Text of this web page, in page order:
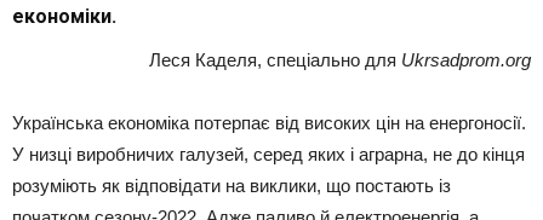
економіки.
Леся Каделя, спеціально для Ukrsadprom.org
Українська економіка потерпає від високих цін на енергоносії.
У низці виробничих галузей, серед яких і аграрна, не до кінця
розуміють як відповідати на виклики, що постають із